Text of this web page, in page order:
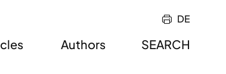
SEARCH
Authors
DE